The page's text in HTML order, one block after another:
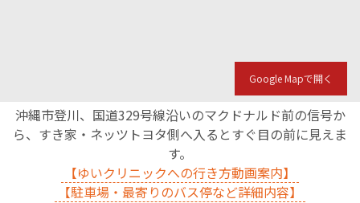
Google Mapで開く
沖縄市登川、国道329号線沿いのマクドナルド前の信号か
ら、すき家・ネッツトヨタ側へ入るとすぐ目の前に見えま
す。
【ゆいクリニックへの行き方動画案内】
【駐車場・最寄りのバス停など詳細内容】